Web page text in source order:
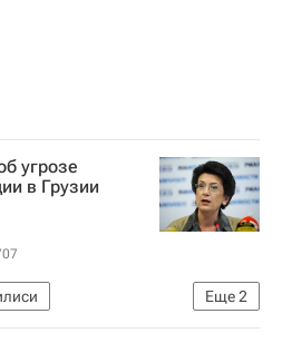
угрозе
в Грузии
Еще2
Иванишвили